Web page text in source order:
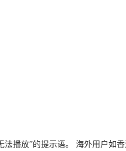
播放”的提示语。 海外用户如